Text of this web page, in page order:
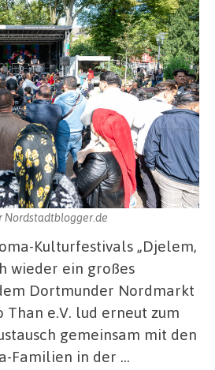
Nordstadtblogger.de
Kulturfestivals „Djelem,
wieder ein großes
Dortmunder Nordmarkt
Than e.V. lud erneut zum
gemeinsam mit den
Familien in der …